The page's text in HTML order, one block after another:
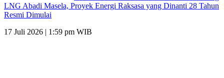
LNG Abadi Masela, Proyek Energi Raksasa yang Dinanti 28 Tahun
Resmi Dimulai
17 Juli 2026 | 1:59 pm WIB